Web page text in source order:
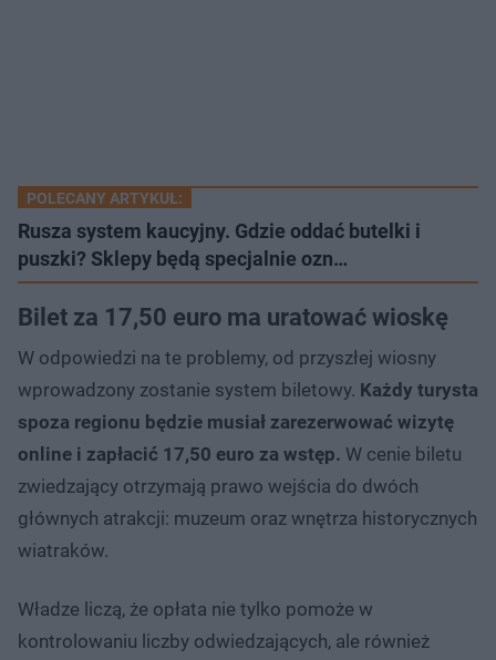
POLECANY ARTYKUŁ:
Rusza system kaucyjny. Gdzie oddać butelki i
puszki? Sklepy będą specjalnie ozn…
Bilet za 17,50 euro ma uratować wioskę
W odpowiedzi na te problemy, od przyszłej wiosny
wprowadzony zostanie system biletowy. Każdy turysta
spoza regionu będzie musiał zarezerwować wizytę
online i zapłacić 17,50 euro za wstęp. W cenie biletu
zwiedzający otrzymają prawo wejścia do dwóch
głównych atrakcji: muzeum oraz wnętrza historycznych
wiatraków.
Władze liczą, że opłata nie tylko pomoże w
kontrolowaniu liczby odwiedzających, ale również